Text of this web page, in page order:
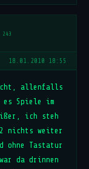
18.01.2010 18:55
allenfalls
Spiele im
ich steh
nichts weiter
ohne Tastatur
da drinnen